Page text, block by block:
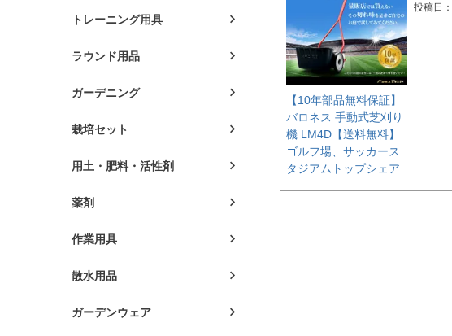
トレーニング用具
ラウンド用品
ガーデニング
栽培セット
用土・肥料・活性剤
薬剤
作業用具
散水用品
ガーデンウェア
【10年部品無料保証】
バロネス 手動式芝刈り
機 LM4D【送料無料】
ゴルフ場、サッカース
タジアムトップシェア
投稿日